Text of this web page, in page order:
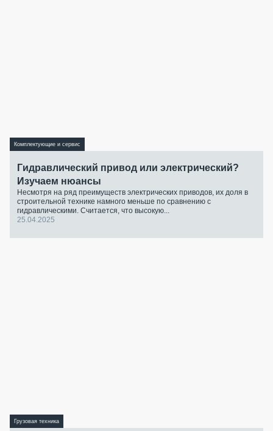
Комплектующие и сервис
Гидравлический привод или электрический?
Изучаем нюансы
Несмотря на ряд преимуществ электрических приводов, их доля в
строительной технике намного меньше по сравнению с
гидравлическими. Считается, что высокую...
25.04.2025
Грузовая техника